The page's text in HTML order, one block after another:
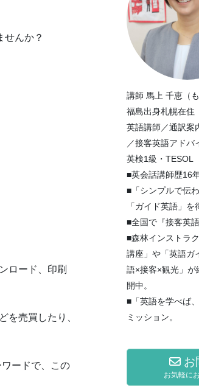
せんか？
ロード、印刷
を売買したり、
ードで、この
講師 馬上 千恵（
福島出身札幌在住
英語講師／通訳案
／接客英語アドバ
英検1級・TESOL
■英会話講師歴16
■「シンプルで伝
「ガイド英語」を
■全国で『接客英
■森林インストラ
講座」や「英語ガ
語×接客×観光」が
開中。
■「英語を学べば
ミッション。
お
お気軽に